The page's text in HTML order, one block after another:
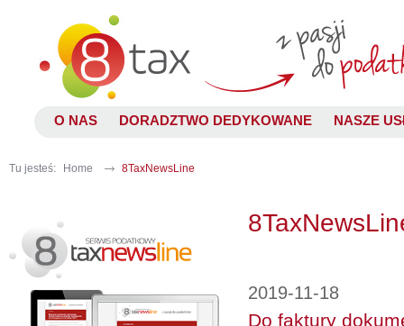
O NAS DORADZTWO DEDYKOWANE NASZE
Tu jesteś: Home 8TaxNewsLine
2019-11-18
Do faktury